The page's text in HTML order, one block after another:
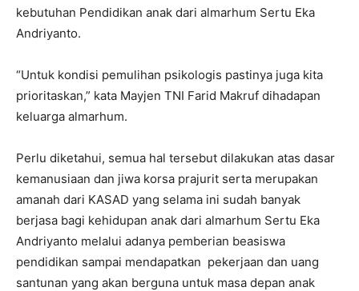
kebutuhan Pendidikan anak dari almarhum Sertu Eka
Andriyanto.
“Untuk kondisi pemulihan psikologis pastinya juga kita
prioritaskan,” kata Mayjen TNI Farid Makruf dihadapan
keluarga almarhum.
Perlu diketahui, semua hal tersebut dilakukan atas dasar
kemanusiaan dan jiwa korsa prajurit serta merupakan
amanah dari KASAD yang selama ini sudah banyak
berjasa bagi kehidupan anak dari almarhum Sertu Eka
Andriyanto melalui adanya pemberian beasiswa
pendidikan sampai mendapatkan pekerjaan dan uang
santunan yang akan berguna untuk masa depan anak